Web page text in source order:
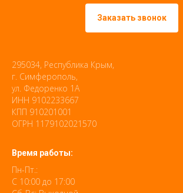
Заказать звонок
295034, Республика Крым,
г. Симферополь,
ул. Федоренко 1А
ИНН 9102233667
КПП 910201001
ОГРН 1179102021570
Время работы:
Пн-Пт.:
С 10:00 до 17:00